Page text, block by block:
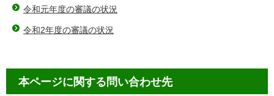
令和元年度の審議の状況
令和2年度の審議の状況
本ページに関する問い合わせ先